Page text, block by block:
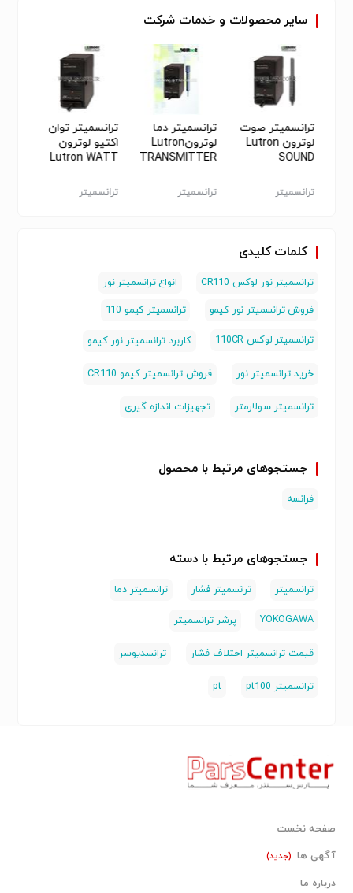
سایرمحصولات و خدمات شرکت
ترانسمیتر صوت
لوترون Lutron
SOUND
TR-SLT1A4
ترانسمیتر
ترانسمیتر دما
لوترونLutron
TRANSMITTER
ترانسمیتر
ترانسمیتر توان
اکتیو لوترون
Lutron WATT
TR-WAT-
ترانسمیتر
کلمات کلیدی
ترانسمیتر نور لوکس CR110
انواع ترانسمیتر نور
فروش ترانسمیتر نور کیمو
ترانسمیتر کیمو 110
ترانسمیتر لوکس 110CR کاربرد ترانسمیتر نور کیمو
خرید ترانسمیتر نور فروش ترانسمیتر کیمو CR110
ترانسمیتر سولارمتر تجهیزات اندازه گیری
جستجوهای مرتبط با محصول
فرانسه
جستجوهای مرتبط با دسته
ترانسمیتر ترانسمیتر فشار ترانسمیتر دما
YOKOGAWA پرشر ترانسمیتر
قیمت ترانسمیتر اختلاف فشار ترانسدیوسر
ترانسمیتر pt100 pt
صفحه نخست
آگهی ها (جدید)
درباره ما